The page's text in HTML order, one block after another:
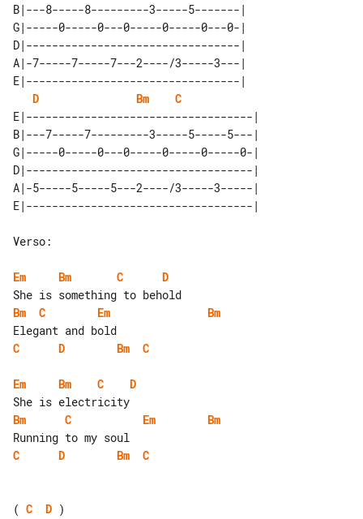
B|---8-----8---------3-----5-------|
G|-----0-----0---0-----0-----0---0-|
D|---------------------------------|
A|-7-----7-----7---2----/3-----3---|
E|---------------------------------|
D
Bm
C
E|-----------------------------------|
B|---7-----7---------3-----5-----5---|
G|-----0-----0---0-----0-----0-----0-|
D|-----------------------------------|
A|-5-----5-----5---2----/3-----3-----|
Verso:
Em Bm C
D
Bm
C Em
Bm
C
D Bm C
Em Bm C
D
Bm
C Em
Bm
C
D Bm C
( C D )